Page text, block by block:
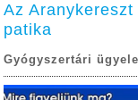
Az
patika
Gyógyszertári